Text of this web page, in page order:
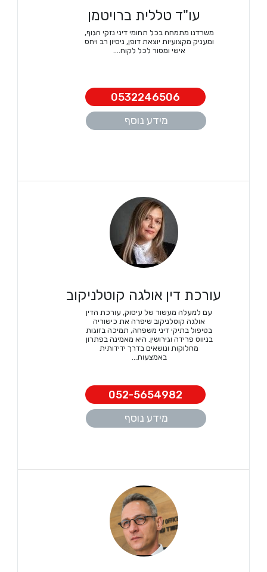
עו"ד טללית ברויטמן
משרדנו מתמחה בכל תחומי דיני נזקי הגוף,
ומעניק מקצועיות יוצאת דופן, ניסיון רב ויחס
אישי ומסור לכל לקוח....
0532246506
מידע נוסף
עורכת דין אולגה קוטלניקוב
עם למעלה מעשור של עיסוק, עורכת הדין
אולגה קוטלניקוב שיפרה את כישוריה
בטיפול בתיקי דיני משפחה, תמיכה בזוגות
בניווט פרידה וגירושין. היא מאמינה בפתרון
מחלוקות ונושאים בדרך ידידותית
באמצעות...
052-5654982
מידע נוסף